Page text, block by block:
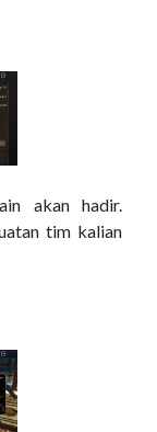
akan hadir.
tim kalian